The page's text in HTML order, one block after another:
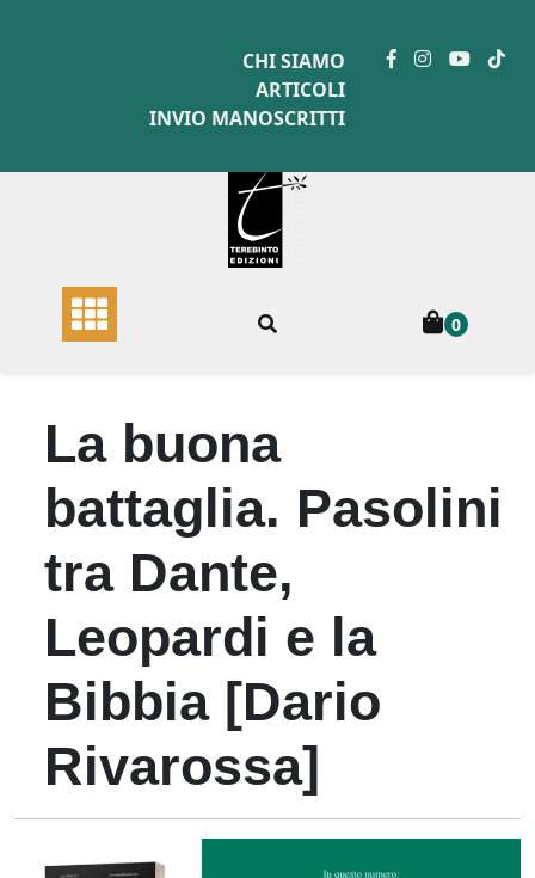
CHI SIAMO
ARTICOLI
INVIO MANOSCRITTI
0
La buona
battaglia. Pasolini
tra Dante,
Leopardi e la
Bibbia [Dario
Rivarossa]